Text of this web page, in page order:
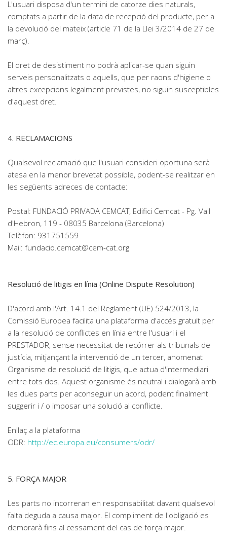
L'usuari disposa d'un termini de catorze dies naturals,
comptats a partir de la data de recepció del producte, per a
la devolució del mateix (article 71 de la Llei 3/2014 de 27 de
març).
El dret de desistiment no podrà aplicar-se quan siguin
serveis personalitzats o aquells, que per raons d'higiene o
altres excepcions legalment previstes, no siguin susceptibles
d'aquest dret.
4. RECLAMACIONS
Qualsevol reclamació que l'usuari consideri oportuna serà
atesa en la menor brevetat possible, podent-se realitzar en
les següents adreces de contacte:
Postal: FUNDACIÓ PRIVADA CEMCAT, Edifici Cemcat - Pg. Vall
d'Hebron, 119 - 08035 Barcelona (Barcelona)
Telèfon: 931751559
Mail: fundacio.cemcat@cem-cat.org
Resolució de litigis en línia (Online Dispute Resolution)
D'acord amb l'Art. 14.1 del Reglament (UE) 524/2013, la
Comissió Europea facilita una plataforma d'accés gratuït per
a la resolució de conflictes en línia entre l'usuari i el
PRESTADOR, sense necessitat de recórrer als tribunals de
justícia, mitjançant la intervenció de un tercer, anomenat
Organisme de resolució de litigis, que actua d'intermediari
entre tots dos. Aquest organisme és neutral i dialogarà amb
les dues parts per aconseguir un acord, podent finalment
suggerir i / o imposar una solució al conflicte.
Enllaç a la plataforma
ODR: http://ec.europa.eu/consumers/odr/
5. FORÇA MAJOR
Les parts no incorreran en responsabilitat davant qualsevol
falta deguda a causa major. El compliment de l'obligació es
demorarà fins al cessament del cas de força major.